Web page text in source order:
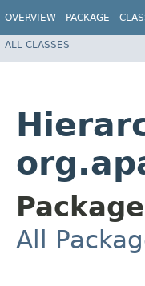
OVERVIEW PACKAGE
ALL CLASSES
All